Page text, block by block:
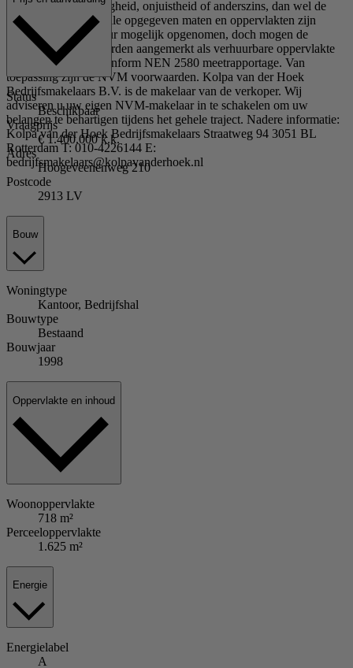
voor enige onvolledigheid, onjuistheid of anderszins, dan wel de
gevolgen daarvan. Alle opgegeven maten en oppervlakten zijn
indicatief en zo secuur mogelijk opgenomen, doch mogen de
oppervlakten niet worden aangemerkt als verhuurbare oppervlakte
zoals gedefinieerd conform NEN 2580 meetrapportage. Van
toepassing zijn de NVM voorwaarden. Kolpa van der Hoek
Bedrijfsmakelaars B.V. is de makelaar van de verkoper. Wij
adviseren u uw eigen NVM-makelaar in te schakelen om uw
belangen te behartigen tijdens het gehele traject. Nadere informatie:
Kolpa van der Hoek Bedrijfsmakelaars Straatweg 94 3051 BL
Rotterdam T: 010-4226144 E:
bedrijfsmakelaars@kolpavanderhoek.nl
Status
Beschikbaar
Vraagprijs
€ 1.400.000 k.k.
Adres
Hoogeveenenweg 210
Postcode
2913 LV
Bouw
Woningtype
Kantoor, Bedrijfshal
Bouwtype
Bestaand
Bouwjaar
1998
Oppervlakte en inhoud
Woonoppervlakte
718 m²
Perceeloppervlakte
1.625 m²
Energie
Energielabel
A